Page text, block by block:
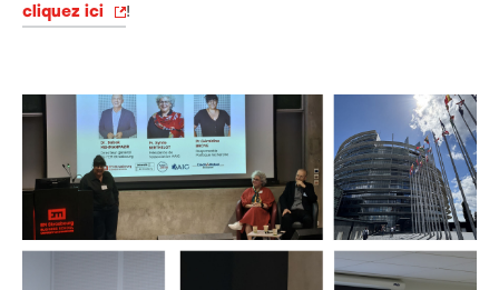
cliquez ici
!